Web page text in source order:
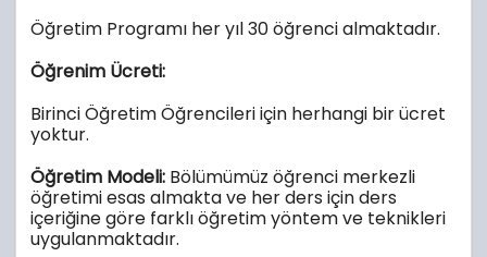
Öğretim Programı her yıl 30 öğrenci almaktadır.
Öğrenim Ücreti:
Birinci Öğretim Öğrencileri için herhangi bir ücret
yoktur.
Öğretim Modeli: Bölümümüz öğrenci merkezli
öğretimi esas almakta ve her ders için ders
içeriğine göre farklı öğretim yöntem ve teknikleri
uygulanmaktadır.